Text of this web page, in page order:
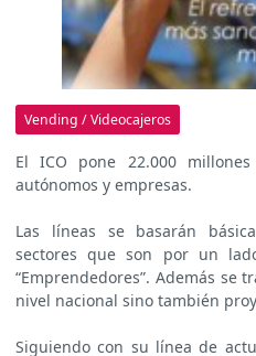
Vending / Videocajeros
El ICO pone 22.000
autónomos y empresas.
Las líneas se basarán
sectores que son por un
“Emprendedores”. Además se
nivel nacional sino también
Siguiendo con su línea de